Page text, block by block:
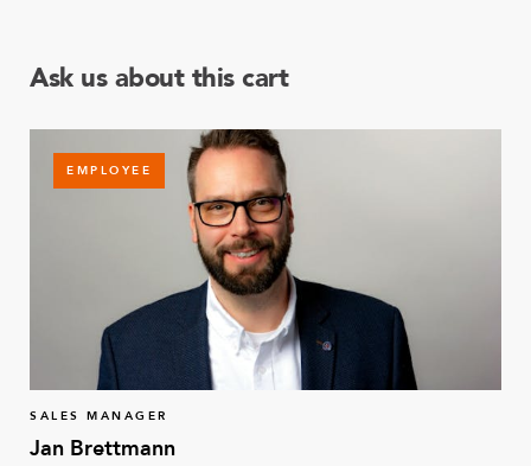
Ask us about this cart
EMPLOYEE
SALES MANAGER
Jan Brettmann